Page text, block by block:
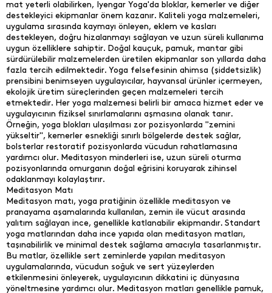
mat yeterli olabilirken, Iyengar Yoga'da bloklar, kemerler ve diğer
destekleyici ekipmanlar önem kazanır. Kaliteli yoga malzemeleri,
uygulama sırasında kaymayı önleyen, eklem ve kasları
destekleyen, doğru hizalanmayı sağlayan ve uzun süreli kullanıma
uygun özelliklere sahiptir. Doğal kauçuk, pamuk, mantar gibi
sürdürülebilir malzemelerden üretilen ekipmanlar son yıllarda daha
fazla tercih edilmektedir. Yoga felsefesinin ahimsa (şiddetsizlik)
prensibini benimseyen uygulayıcılar, hayvansal ürünler içermeyen,
ekolojik üretim süreçlerinden geçen malzemeleri tercih
etmektedir. Her yoga malzemesi belirli bir amaca hizmet eder ve
uygulayıcının fiziksel sınırlamalarını aşmasına olanak tanır.
Örneğin, yoga blokları ulaşılması zor pozisyonlarda "zemini
yükseltir", kemerler esnekliği sınırlı bölgelerde destek sağlar,
bolsterlar restoratif pozisyonlarda vücudun rahatlamasına
yardımcı olur. Meditasyon minderleri ise, uzun süreli oturma
pozisyonlarında omurganın doğal eğrisini koruyarak zihinsel
odaklanmayı kolaylaştırır.
Meditasyon Matı
Meditasyon matı, yoga pratiğinin özellikle meditasyon ve
pranayama aşamalarında kullanılan, zemin ile vücut arasında
yalıtım sağlayan ince, genellikle katlanabilir ekipmandır. Standart
yoga matlarından daha ince yapıda olan meditasyon matları,
taşınabilirlik ve minimal destek sağlama amacıyla tasarlanmıştır.
Bu matlar, özellikle sert zeminlerde yapılan meditasyon
uygulamalarında, vücudun soğuk ve sert yüzeylerden
etkilenmesini önleyerek, uygulayıcının dikkatini iç dünyasına
yöneltmesine yardımcı olur. Meditasyon matları genellikle pamuk,